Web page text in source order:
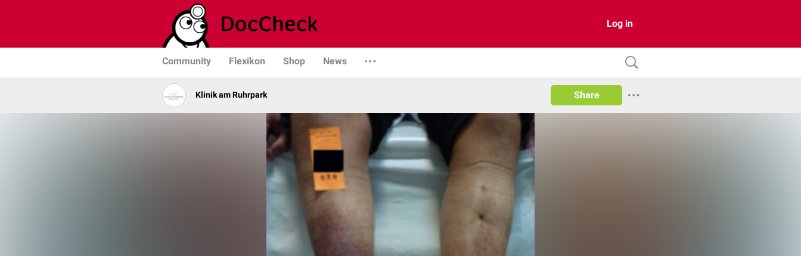
Log in
Community Flexikon Shop News
Klinik am Ruhrpark Share